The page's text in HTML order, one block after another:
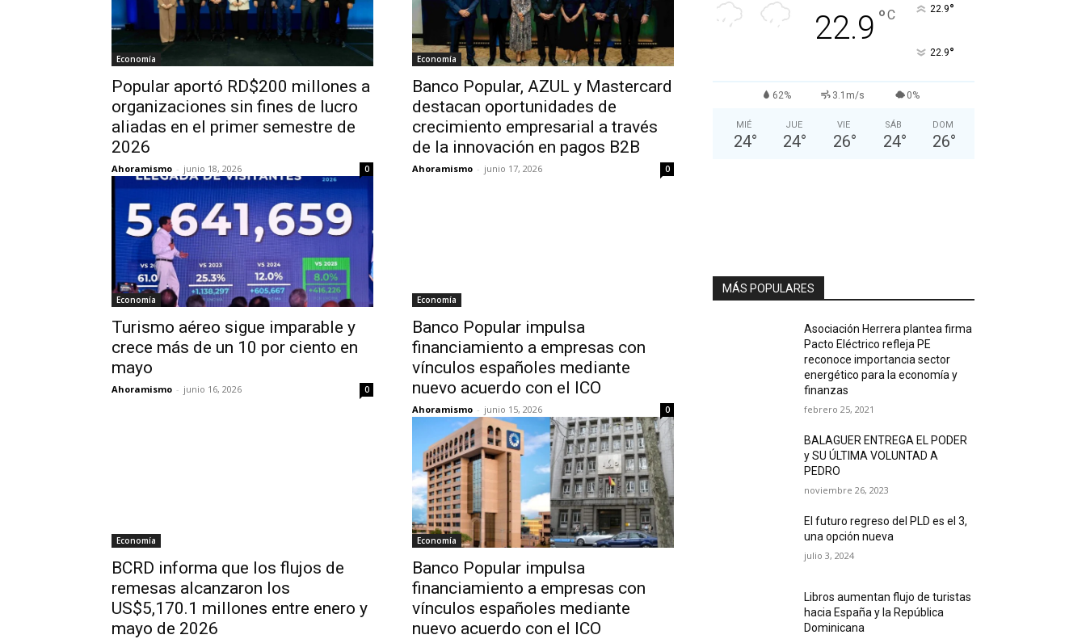
Economía
Popular aportó RD$200 millones a
organizaciones sin fines de lucro
aliadas en el primer semestre de
2026
Ahoramismo - junio 18, 2026 0
Economía
Banco Popular, AZUL y Mastercard
destacan oportunidades de
crecimiento empresarial a través
de la innovación en pagos B2B
Ahoramismo - junio 17, 2026 0
Economía
Turismo aéreo sigue imparable y
crece más de un 10 por ciento en
mayo
Ahoramismo - junio 16, 2026 0
Economía
Banco Popular impulsa
financiamiento a empresas con
vínculos españoles mediante
nuevo acuerdo con el ICO
Ahoramismo - junio 15, 2026 0
Economía
BCRD informa que los flujos de
remesas alcanzaron los
US$5,170.1 millones entre enero y
mayo de 2026
Economía
Banco Popular impulsa
financiamiento a empresas con
vínculos españoles mediante
nuevo acuerdo con el ICO
22.9 °C 22.9°
22.9°
62% 3.1m/s 0%
MIÉ
24°
JUE
24°
VIE
26°
SÁB
24°
DOM
26°
MÁS POPULARES
Asociación Herrera plantea firma
Pacto Eléctrico refleja PE
reconoce importancia sector
energético para la economía y
finanzas
febrero 25, 2021
BALAGUER ENTREGA EL PODER
y SU ÚLTIMA VOLUNTAD A
PEDRO
noviembre 26, 2023
El futuro regreso del PLD es el 3,
una opción nueva
julio 3, 2024
Libros aumentan flujo de turistas
hacia España y la República
Dominicana